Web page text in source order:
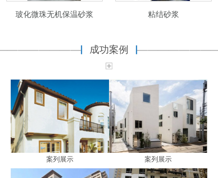
玻化微珠无机保温砂浆 粘结砂浆
成功案例
案列展示 案列展示